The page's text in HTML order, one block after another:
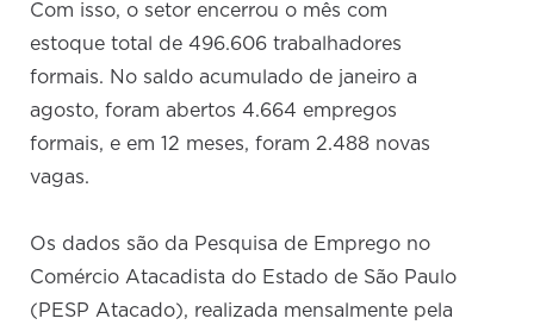
Com isso, o setor encerrou o mês com
estoque total de 496.606 trabalhadores
formais. No saldo acumulado de janeiro a
agosto, foram abertos 4.664 empregos
formais, e em 12 meses, foram 2.488 novas
vagas.
Os dados são da Pesquisa de Emprego no
Comércio Atacadista do Estado de São Paulo
(PESP Atacado), realizada mensalmente pela